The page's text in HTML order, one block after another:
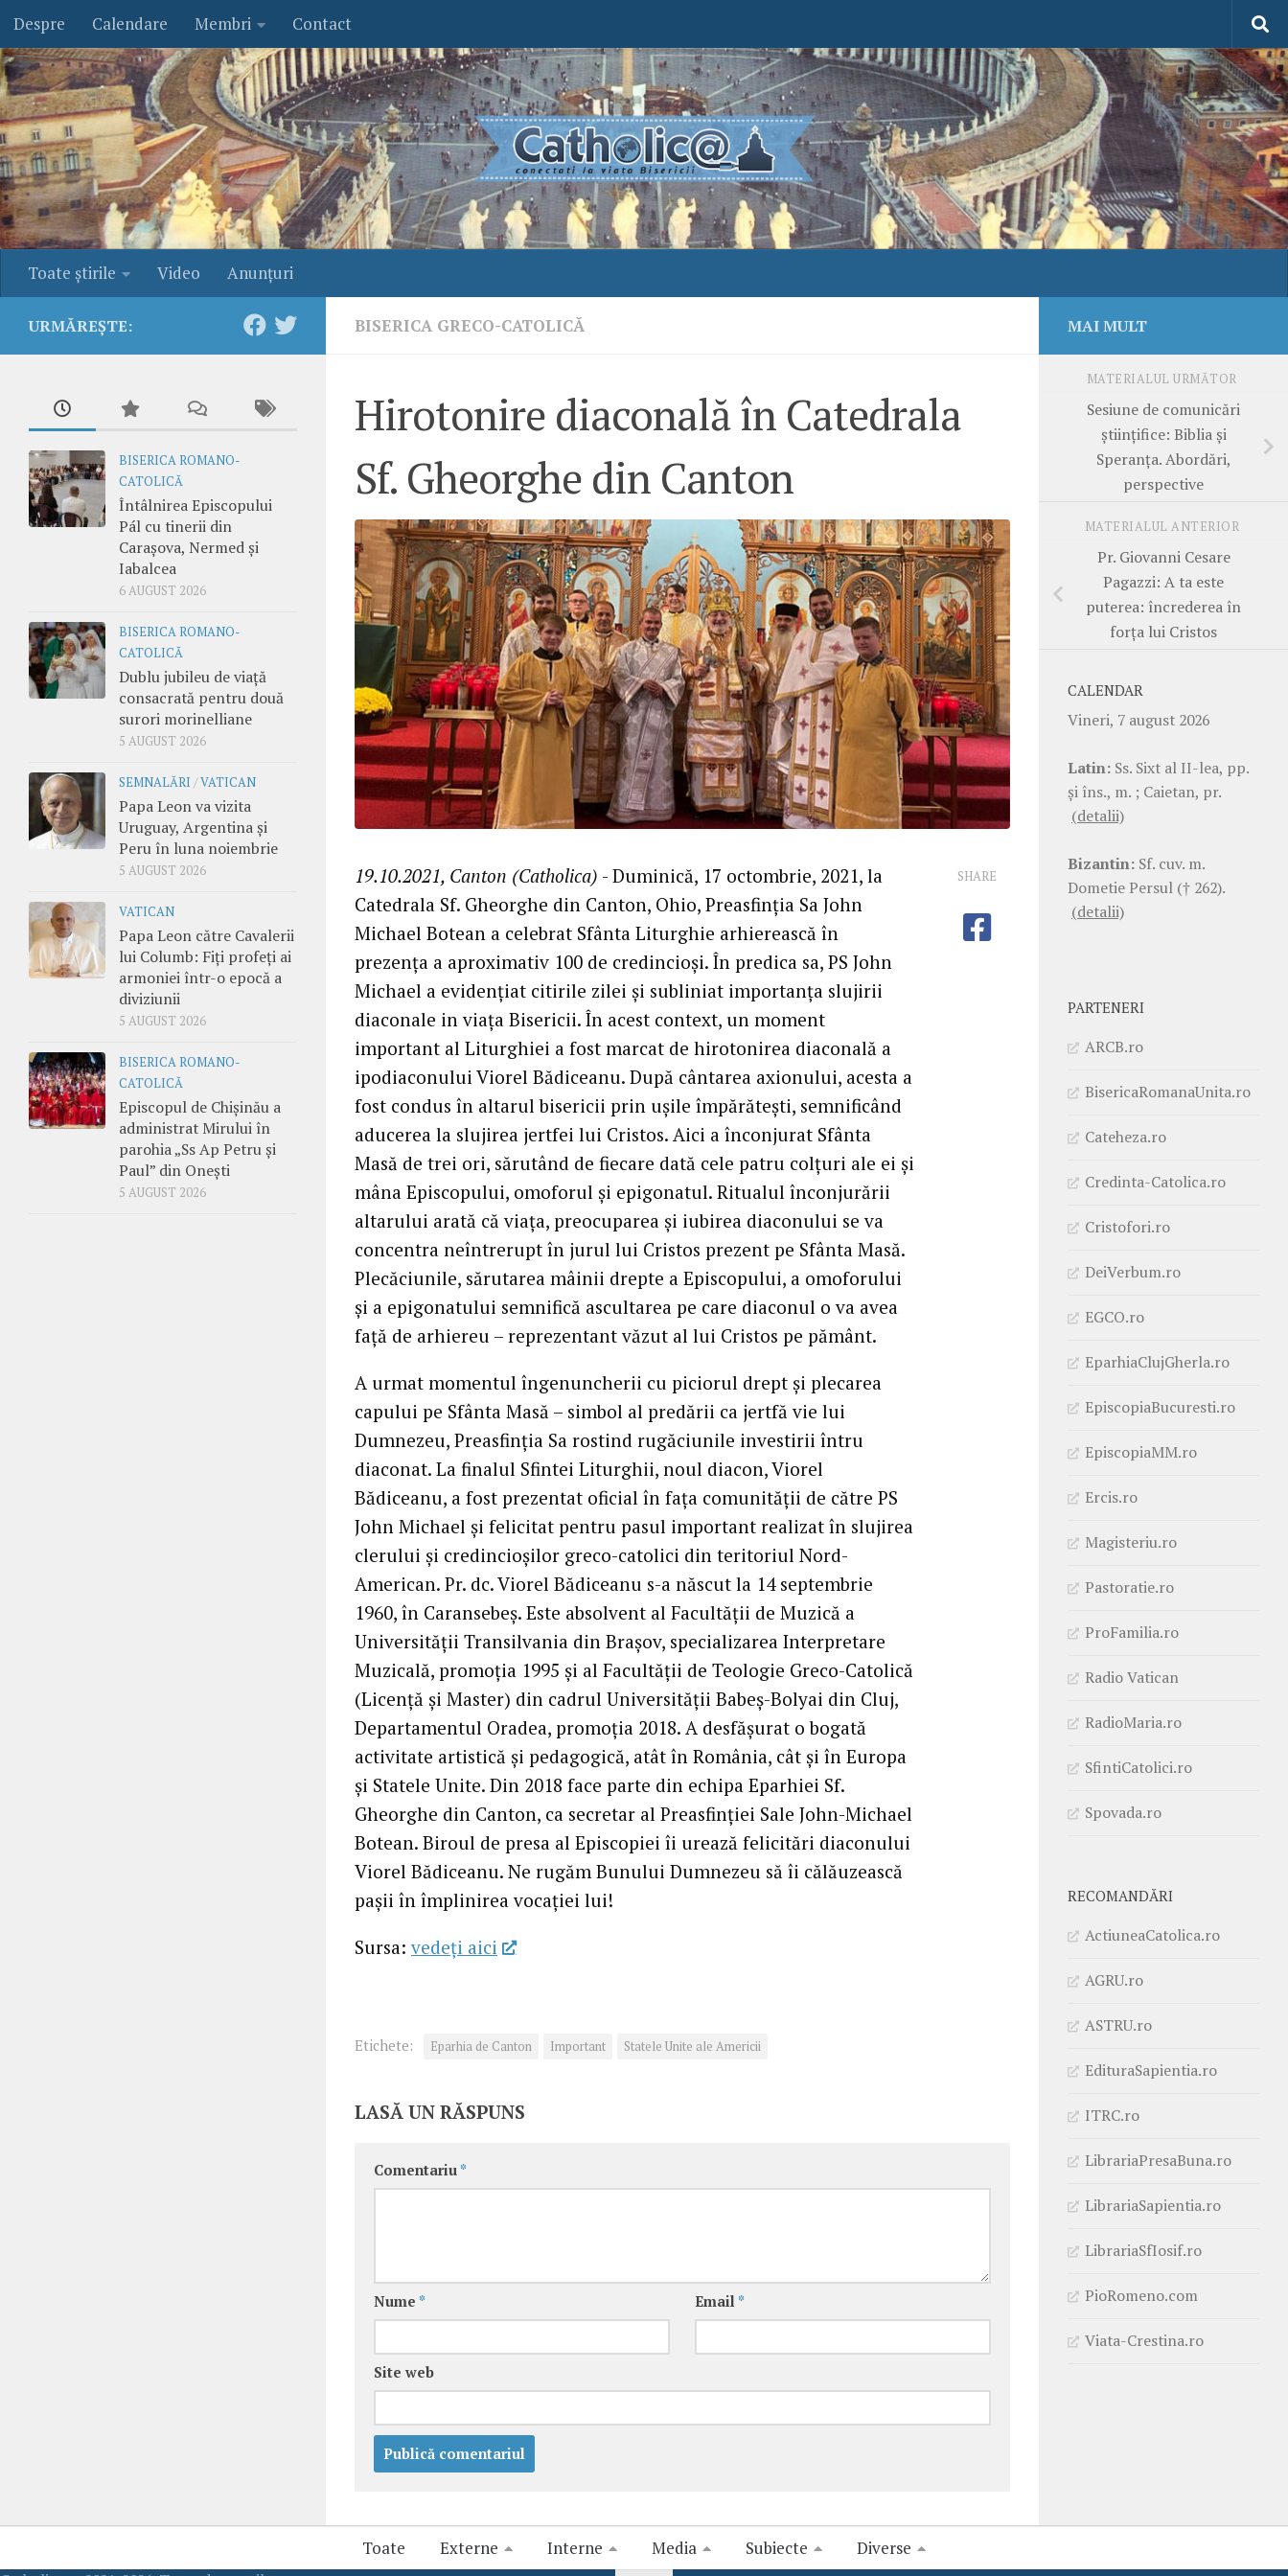
Skip to content
Despre Calendare Membri Contact
Toate ştirile Video Anunţuri
BISERICA GRECO-CATOLICĂ
Hirotonire diaconală în Catedrala
Sf. Gheorghe din Canton
19.10.2021, Canton (Catholica) - Duminică, 17 octombrie, 2021, la
Catedrala Sf. Gheorghe din Canton, Ohio, Preasfinția Sa John
Michael Botean a celebrat Sfânta Liturghie arhierească în
prezența a aproximativ 100 de credincioși. În predica sa, PS John
Michael a evidențiat citirile zilei și subliniat importanța slujirii
diaconale in viața Bisericii. În acest context, un moment
important al Liturghiei a fost marcat de hirotonirea diaconală a
ipodiaconului Viorel Bădiceanu. După cântarea axionului, acesta a
fost condus în altarul bisericii prin ușile împărătești, semnificând
aducerea la slujirea jertfei lui Cristos. Aici a înconjurat Sfânta
Masă de trei ori, sărutând de fiecare dată cele patru colțuri ale ei și
mâna Episcopului, omoforul și epigonatul. Ritualul înconjurării
altarului arată că viața, preocuparea și iubirea diaconului se va
concentra neîntrerupt în jurul lui Cristos prezent pe Sfânta Masă.
Plecăciunile, sărutarea mâinii drepte a Episcopului, a omoforului
și a epigonatului semnifică ascultarea pe care diaconul o va avea
față de arhiereu – reprezentant văzut al lui Cristos pe pământ.
A urmat momentul îngenuncherii cu piciorul drept și plecarea
capului pe Sfânta Masă – simbol al predării ca jertfă vie lui
Dumnezeu, Preasfinția Sa rostind rugăciunile investirii întru
diaconat. La finalul Sfintei Liturghii, noul diacon, Viorel
Bădiceanu, a fost prezentat oficial în fața comunității de către PS
John Michael și felicitat pentru pasul important realizat în slujirea
clerului și credincioșilor greco-catolici din teritoriul Nord-
American. Pr. dc. Viorel Bădiceanu s-a născut la 14 septembrie
1960, în Caransebeș. Este absolvent al Facultății de Muzică a
Universității Transilvania din Brașov, specializarea Interpretare
Muzicală, promoția 1995 și al Facultății de Teologie Greco-Catolică
(Licență și Master) din cadrul Universității Babeș-Bolyai din Cluj,
Departamentul Oradea, promoția 2018. A desfășurat o bogată
activitate artistică și pedagogică, atât în România, cât și în Europa
și Statele Unite. Din 2018 face parte din echipa Eparhiei Sf.
Gheorghe din Canton, ca secretar al Preasfinției Sale John-Michael
Botean. Biroul de presa al Episcopiei îi urează felicitări diaconului
Viorel Bădiceanu. Ne rugăm Bunului Dumnezeu să îi călăuzească
pașii în împlinirea vocației lui!
Sursa: vedeţi aici
SHARE
Etichete: Eparhia de Canton Important Statele Unite ale Americii
LASĂ UN RĂSPUNS
Comentariu *
Nume * Email *
Site web
URMĂREȘTE:
BISERICA ROMANO-
CATOLICĂ
Întâlnirea Episcopului
Pál cu tinerii din
Carașova, Nermed și
Iabalcea
6 AUGUST 2026
BISERICA ROMANO-
CATOLICĂ
Dublu jubileu de viață
consacrată pentru două
surori morinelliane
5 AUGUST 2026
SEMNALĂRI /VATICAN
Papa Leon va vizita
Uruguay, Argentina și
Peru în luna noiembrie
5 AUGUST 2026
VATICAN
Papa Leon către Cavalerii
lui Columb: Fiți profeți ai
armoniei într-o epocă a
diviziunii
5 AUGUST 2026
BISERICA ROMANO-
CATOLICĂ
Episcopul de Chișinău a
administrat Mirului în
parohia „Ss Ap Petru și
Paul” din Onești
5 AUGUST 2026
MAI MULT
MATERIALUL URMĂTOR
Sesiune de comunicări
științifice: Biblia și
Speranța. Abordări,
perspective
MATERIALUL ANTERIOR
Pr. Giovanni Cesare
Pagazzi: A ta este
puterea: încrederea în
forța lui Cristos
CALENDAR
Vineri, 7 august 2026
Latin: Ss. Sixt al II-lea, pp.
şi îns., m. ; Caietan, pr.
(detalii)
Bizantin: Sf. cuv. m.
Dometie Persul († 262).
(detalii)
PARTENERI
ARCB.ro
BisericaRomanaUnita.ro
Cateheza.ro
Credinta-Catolica.ro
Cristofori.ro
DeiVerbum.ro
EGCO.ro
EparhiaClujGherla.ro
EpiscopiaBucuresti.ro
EpiscopiaMM.ro
Ercis.ro
Magisteriu.ro
Pastoratie.ro
ProFamilia.ro
Radio Vatican
RadioMaria.ro
SfintiCatolici.ro
Spovada.ro
RECOMANDĂRI
ActiuneaCatolica.ro
AGRU.ro
ASTRU.ro
EdituraSapientia.ro
ITRC.ro
LibrariaPresaBuna.ro
LibrariaSapientia.ro
LibrariaSfIosif.ro
PioRomeno.com
Viata-Crestina.ro
Toate Externe Interne Media Subiecte Diverse